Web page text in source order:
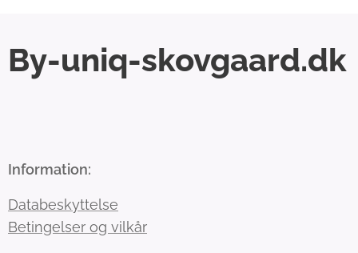
By-uniq-skovgaard.dk
Information:
Databeskyttelse
Betingelser og vilkår